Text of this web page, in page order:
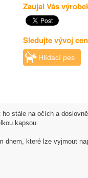
Zaujal Vás
Sledujte vývoj
Hlídací pes
stále na očích a
kapsou.
dnem, které lze vyjmout